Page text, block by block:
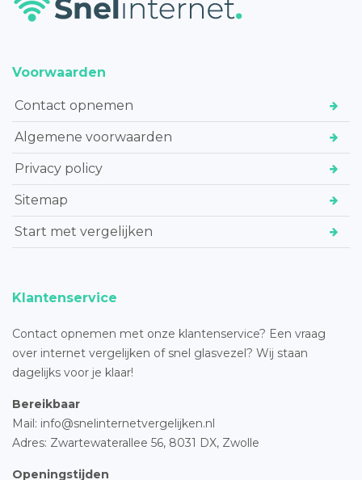
Voorwaarden
Contact opnemen
Algemene voorwaarden
Privacy policy
Sitemap
Start met vergelijken
Klantenservice
Contact opnemen met onze klantenservice? Een vraag
over internet vergelijken of snel glasvezel? Wij staan
dagelijks voor je klaar!
Bereikbaar
Mail: info@snelinternetvergelijken.nl
Adres: Zwartewaterallee 56, 8031 DX, Zwolle
Openingstijden